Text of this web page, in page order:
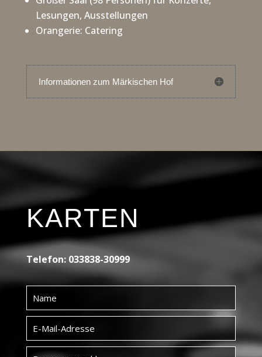
Lesungen, Ausstellungen
Orangerie: Catering
Informationen zum Märkischen Hof
KARTEN
Telefon: 033838-30999